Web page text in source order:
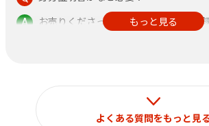
お売りくださった方の身分証明書の記
定められておりますのでご了承ください
もっと見る
よくある質問をもっと見